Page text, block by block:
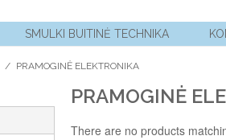
SMULKI BUITINĖ TECHNIKA
/ PRAMOGINĖ ELEKTRONIKA
PRAMOGINĖ
There are no products